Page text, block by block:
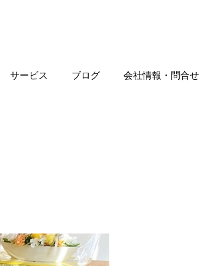
サービス ブログ 会社情報・問合せ